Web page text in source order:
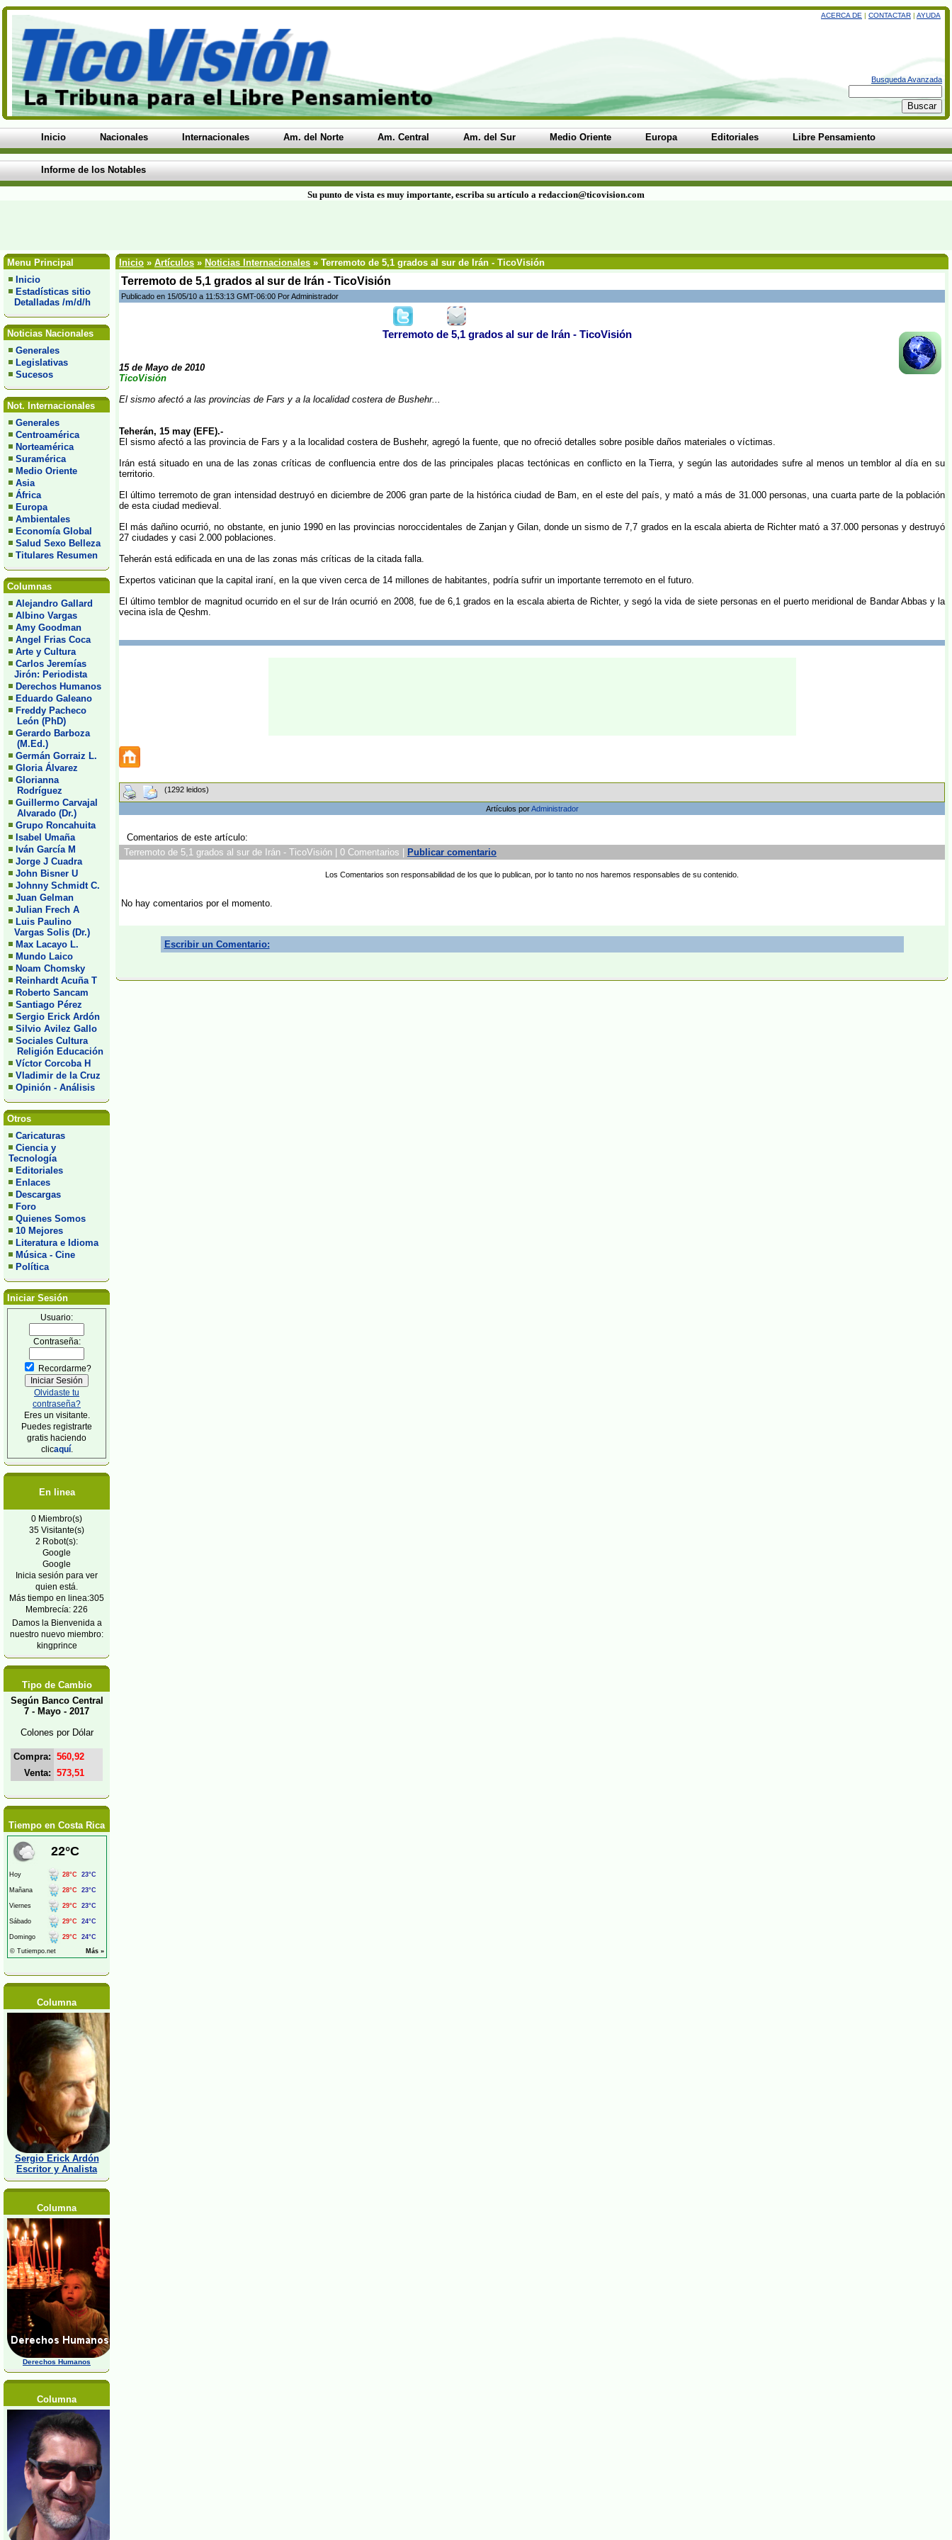
ACERCA DE | CONTACTAR | AYUDA
Busqueda Avanzada
Inicio Nacionales Internacionales Am. del Norte Am. Central Am. del Sur Medio Oriente Europa Editoriales Libre Pensamiento
Informe de los Notables
Su punto de vista es muy importante, escriba su artículo a redaccion@ticovision.com
Menu Principal
Inicio
Estadísticas sitio
Detalladas /m/d/h
Noticias Nacionales
Generales
Legislativas
Sucesos
Not. Internacionales
Generales
Centroamérica
Norteamérica
Suramérica
Medio Oriente
Asia
África
Europa
Ambientales
Economía Global
Salud Sexo Belleza
Titulares Resumen
Columnas
Alejandro Gallard
Albino Vargas
Amy Goodman
Angel Frias Coca
Arte y Cultura
Carlos Jeremías
Jirón: Periodista
Derechos Humanos
Eduardo Galeano
Freddy Pacheco
León (PhD)
Gerardo Barboza
(M.Ed.)
Germán Gorraiz L.
Gloria Álvarez
Glorianna
Rodríguez
Guillermo Carvajal
Alvarado (Dr.)
Grupo Roncahuita
Isabel Umaña
Iván García M
Jorge J Cuadra
John Bisner U
Johnny Schmidt C.
Juan Gelman
Julian Frech A
Luis Paulino
Vargas Solis (Dr.)
Max Lacayo L.
Mundo Laico
Noam Chomsky
Reinhardt Acuña T
Roberto Sancam
Santiago Pérez
Sergio Erick Ardón
Silvio Avilez Gallo
Sociales Cultura
Religión Educación
Víctor Corcoba H
Vladimir de la Cruz
Opinión - Análisis
Otros
Caricaturas
Ciencia y
Tecnología
Editoriales
Enlaces
Descargas
Foro
Quienes Somos
10 Mejores
Literatura e Idioma
Música - Cine
Política
Iniciar Sesión
Usuario:
Contraseña:
Recordarme?
Olvidaste tu
contraseña?
Eres un visitante.
Puedes registrarte
gratis haciendo
clicaquí.
En linea
0 Miembro(s)
35 Visitante(s)
2 Robot(s):
Google
Google
Inicia sesión para ver
quien está.
Más tiempo en linea:305
Membrecía: 226
Damos la Bienvenida a
nuestro nuevo miembro:
kingprince
Tipo de Cambio
Según Banco Central
7 - Mayo - 2017
Colones por Dólar
Compra: 560,92
Venta: 573,51
Tiempo en Costa Rica
Columna
Sergio Erick Ardón
Escritor y Analista
Columna
Derechos Humanos
Columna
Inicio » Artículos » Noticias Internacionales » Terremoto de 5,1 grados al sur de Irán - TicoVisión
Terremoto de 5,1 grados al sur de Irán - TicoVisión
Publicado en 15/05/10 a 11:53:13 GMT-06:00 Por Administrador
Terremoto de 5,1 grados al sur de Irán - TicoVisión
15 de Mayo de 2010
TicoVisión
El sismo afectó a las provincias de Fars y a la localidad costera de Bushehr...
Teherán, 15 may (EFE).-
El sismo afectó a las provincia de Fars y a la localidad costera de Bushehr, agregó la fuente, que no ofreció detalles sobre posible daños materiales o víctimas.
Irán está situado en una de las zonas críticas de confluencia entre dos de las principales placas tectónicas en conflicto en la Tierra, y según las autoridades sufre al menos un temblor al día en su
territorio.
El último terremoto de gran intensidad destruyó en diciembre de 2006 gran parte de la histórica ciudad de Bam, en el este del país, y mató a más de 31.000 personas, una cuarta parte de la población
de esta ciudad medieval.
El más dañino ocurrió, no obstante, en junio 1990 en las provincias noroccidentales de Zanjan y Gilan, donde un sismo de 7,7 grados en la escala abierta de Richter mató a 37.000 personas y destruyó
27 ciudades y casi 2.000 poblaciones.
Teherán está edificada en una de las zonas más críticas de la citada falla.
Expertos vaticinan que la capital iraní, en la que viven cerca de 14 millones de habitantes, podría sufrir un importante terremoto en el futuro.
El último temblor de magnitud ocurrido en el sur de Irán ocurrió en 2008, fue de 6,1 grados en la escala abierta de Richter, y segó la vida de siete personas en el puerto meridional de Bandar Abbas y la
vecina isla de Qeshm.
(1292 leidos)
Artículos porAdministrador
Comentarios de este artículo:
Terremoto de 5,1 grados al sur de Irán - TicoVisión | 0 Comentarios |
Publicar comentario
Los Comentarios son responsabilidad de los que lo publican, por lo tanto no nos haremos responsables de su contenido.
No hay comentarios por el momento.
Escribir un Comentario: